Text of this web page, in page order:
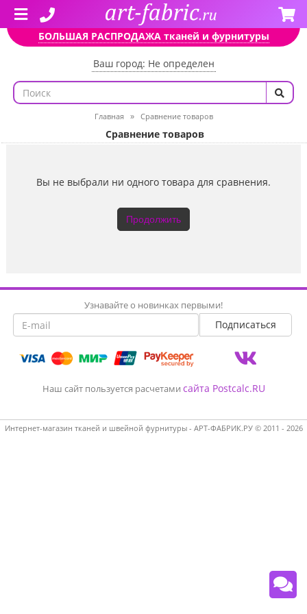
БОЛЬШАЯ РАСПРОДАЖА тканей и фурнитуры
Ваш город: Не определен
Главная » Сравнение товаров
Сравнение товаров
Вы не выбрали ни одного товара для сравнения.
Продолжить
Узнавайте о новинках первыми!
Наш сайт пользуется расчетами сайта Postcalc.RU
Интернет-магазин тканей и швейной фурнитуры - АРТ-ФАБРИК.РУ © 2011 - 2026